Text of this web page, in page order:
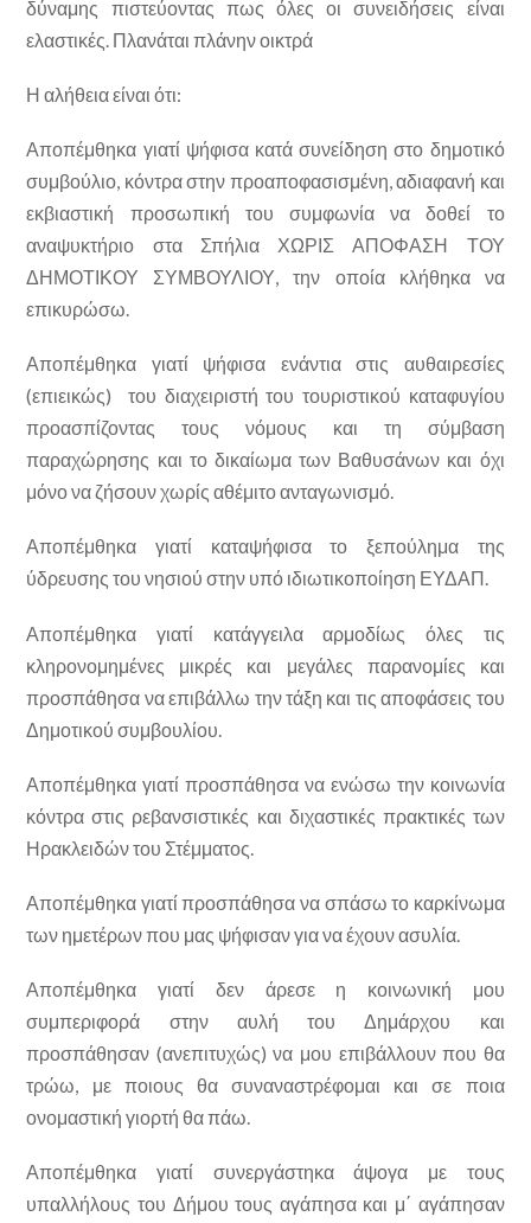
δύναμης πιστεύοντας πως όλες οι συνειδήσεις είναι
ελαστικές. Πλανάται πλάνην οικτρά
Η αλήθεια είναι ότι:
Αποπέμθηκα γιατί ψήφισα κατά συνείδηση στο δημοτικό
συμβούλιο, κόντρα στην προαποφασισμένη, αδιαφανή και
εκβιαστική προσωπική του συμφωνία να δοθεί το
αναψυκτήριο στα Σπήλια ΧΩΡΙΣ ΑΠΟΦΑΣΗ ΤΟΥ
ΔΗΜΟΤΙΚΟΥ ΣΥΜΒΟΥΛΙΟΥ, την οποία κλήθηκα να
επικυρώσω.
Αποπέμθηκα γιατί ψήφισα ενάντια στις αυθαιρεσίες
(επιεικώς) του διαχειριστή του τουριστικού καταφυγίου
προασπίζοντας τους νόμους και τη σύμβαση
παραχώρησης και το δικαίωμα των Βαθυσάνων και όχι
μόνο να ζήσουν χωρίς αθέμιτο ανταγωνισμό.
Αποπέμθηκα γιατί καταψήφισα το ξεπούλημα της
ύδρευσης του νησιού στην υπό ιδιωτικοποίηση ΕΥΔΑΠ.
Αποπέμθηκα γιατί κατάγγειλα αρμοδίως όλες τις
κληρονομημένες μικρές και μεγάλες παρανομίες και
προσπάθησα να επιβάλλω την τάξη και τις αποφάσεις του
Δημοτικού συμβουλίου.
Αποπέμθηκα γιατί προσπάθησα να ενώσω την κοινωνία
κόντρα στις ρεβανσιστικές και διχαστικές πρακτικές των
Ηρακλειδών του Στέμματος.
Αποπέμθηκα γιατί προσπάθησα να σπάσω το καρκίνωμα
των ημετέρων που μας ψήφισαν για να έχουν ασυλία.
Αποπέμθηκα γιατί δεν άρεσε η κοινωνική μου
συμπεριφορά στην αυλή του Δημάρχου και
προσπάθησαν (ανεπιτυχώς) να μου επιβάλλουν που θα
τρώω, με ποιους θα συναναστρέφομαι και σε ποια
ονομαστική γιορτή θα πάω.
Αποπέμθηκα γιατί συνεργάστηκα άψογα με τους
υπαλλήλους του Δήμου τους αγάπησα και μ΄ αγάπησαν